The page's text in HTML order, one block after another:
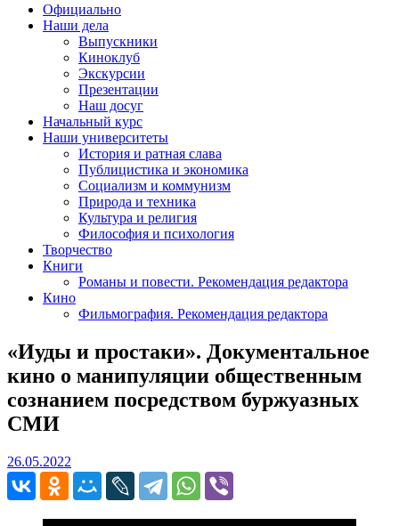
Официально
Наши дела
Выпускники
Киноклуб
Экскурсии
Презентации
Наш досуг
Начальный курс
Наши университеты
История и ратная слава
Публицистика и экономика
Социализм и коммунизм
Природа и техника
Культура и религия
Философия и психология
Творчество
Книги
Романы и повести. Рекомендация редактора
Кино
Фильмография. Рекомендация редактора
«Иуды и простаки». Документальное
кино о манипуляции общественным
сознанием посредством буржуазных
СМИ
26.05.2022